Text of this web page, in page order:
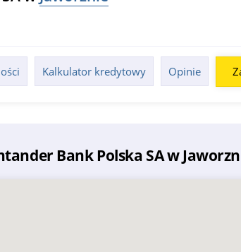
Kalkulator kredytowy Opinie
Bank Polska SA w